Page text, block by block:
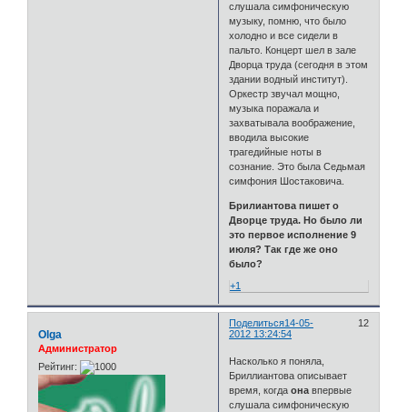
слушала симфоническую
музыку, помню, что было
холодно и все сидели в
пальто. Концерт шел в зале
Дворца труда (сегодня в этом
здании водный институт).
Оркестр звучал мощно,
музыка поражала и
захватывала воображение,
вводила высокие
трагедийные ноты в
сознание. Это была Седьмая
симфония Шостаковича.
Брилиантова пишет о
Дворце труда. Но было ли
это первое исполнение 9
июля? Так где же оно
было?
+1
Поделиться 12
14-05-
2012 13:24:54
Olga
Администратор
Рейтинг:
Насколько я поняла,
Бриллиантова описывает
время, когдаона впервые
слушала симфоническую